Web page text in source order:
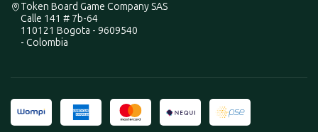
Token Board Game Company SAS
Calle 141 # 7b-64
110121 Bogota - 9609540
- Colombia